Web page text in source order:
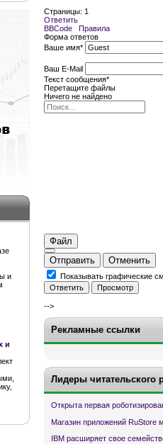
и
и
Страницы: 1
Ответить
BBCode
Правила
Форма ответов
Ваше имя*
Ваш E-Mail
Текст сообщения*
Перетащите файлы
Ничего не найдено
Файл
Отправить
Отменить
Показывать графические
-->
Рекламные ссылки
Лидеры читательского
Открыта первая
Магазин приложений RuStore
IBM расширяет свое